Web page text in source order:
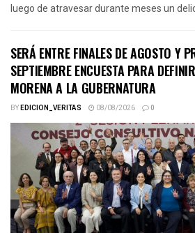
luego de atravesar durante meses un
SERÁ ENTRE FINALES DE AGOSTO Y
SEPTIEMBRE ENCUESTA PARA
MORENA A LA GUBERNATURA
BYEDICION_VERITAS 08/08/2026 0